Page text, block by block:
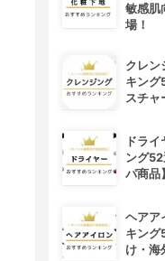
敏感肌
場！
クレン
キング
スチャ
ドラ
ング
パ商品】
ヘアア
キング
け・海